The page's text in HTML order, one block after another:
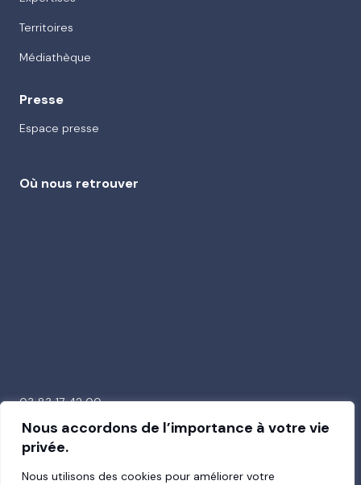
Nous accordons de l’importance à votre vie
privée.
Nous utilisons des cookies pour améliorer votre
Territoires
Médiathèque
Presse
Espace presse
Où nous retrouver
03 83 17 42 00
54000 Nancy